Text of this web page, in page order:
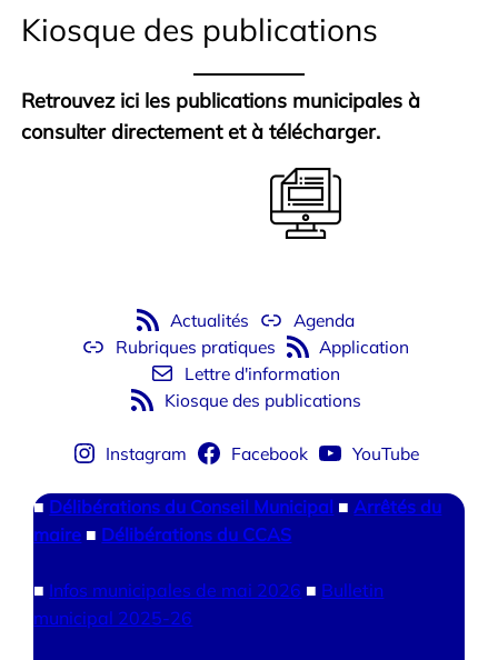
Kiosque des publications
Retrouvez ici les publications municipales à
consulter directement et à télécharger.
Actualités
Agenda
Rubriques pratiques
Application
Lettre d'information
Kiosque des publications
Instagram Facebook YouTube
■ Délibérations du Conseil Municipal ■ Arrêtés du
maire ■ Délibérations du CCAS
■ Infos municipales de mai 2026 ■ Bulletin
municipal 2025-26